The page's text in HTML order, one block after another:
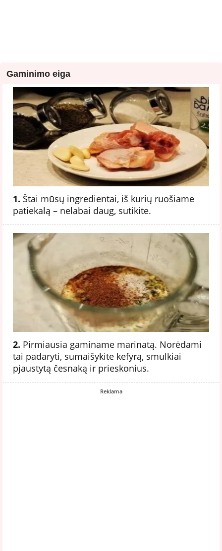
Gaminimo eiga
1. Štai mūsų ingredientai, iš kurių ruošiame
patiekalą – nelabai daug, sutikite.
2. Pirmiausia gaminame marinatą. Norėdami
tai padaryti, sumaišykite kefyrą, smulkiai
pjaustytą česnaką ir prieskonius.
Reklama